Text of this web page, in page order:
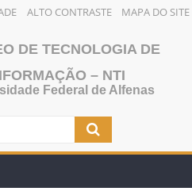
ALTO CONTRASTE MAPA DO SITE
DE TECNOLOGIA DE
– NTI
Federal de Alfenas